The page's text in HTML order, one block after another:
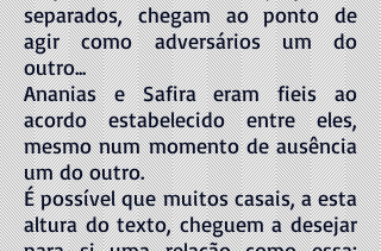
separados, chegam ao ponto de
agir como adversários um do
outro...
Ananias e Safira eram fieis ao
acordo estabelecido entre eles,
mesmo num momento de ausência
um do outro.
É possível que muitos casais, a esta
altura do texto, cheguem a desejar